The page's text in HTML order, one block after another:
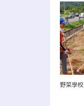
野菜學校